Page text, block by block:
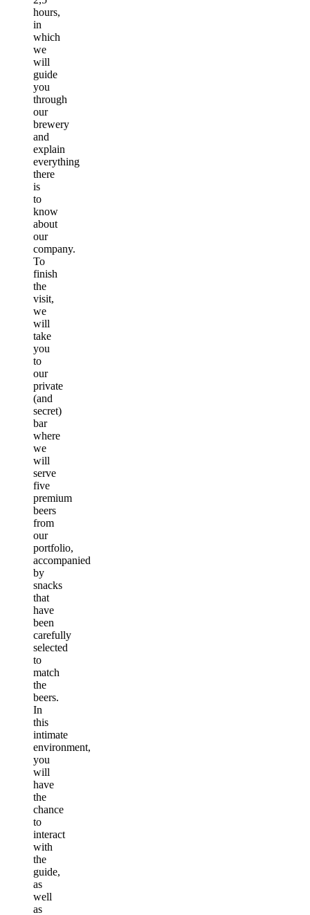
hours,
in
which
we
will
guide
you
through
our
brewery
and
explain
everything
there
is
to
know
about
our
company.
To
finish
the
visit,
we
will
take
you
to
our
private
(and
secret)
bar
where
we
will
serve
five
premium
beers
from
our
portfolio,
accompanied
by
snacks
that
have
been
carefully
selected
to
match
the
beers.
In
this
intimate
environment,
you
will
have
the
chance
to
interact
with
the
guide,
as
well
as